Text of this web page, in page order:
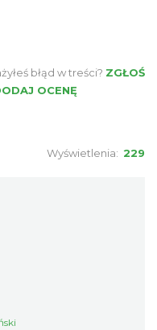
błąd w treści? ZGŁOŚ
OCENĘ
Wyświetlenia: 229